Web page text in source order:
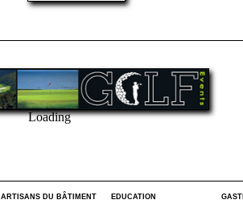
Loading
ARTISANS DU BÂTIMENT EDUCATION